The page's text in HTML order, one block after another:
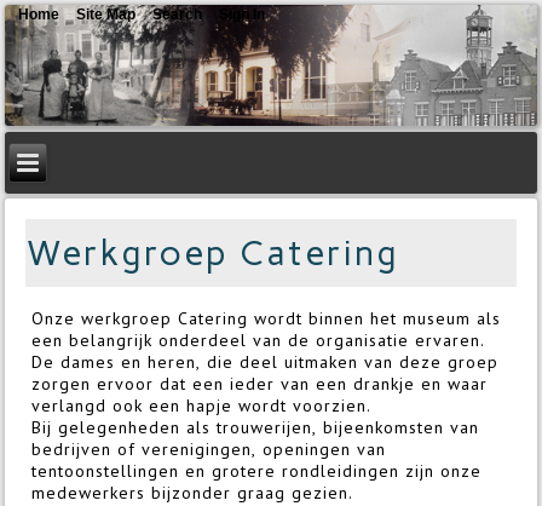
Werkgroep Catering
Onze werkgroep Catering wordt binnen het museum als
een belangrijk onderdeel van de organisatie ervaren.
De dames en heren, die deel uitmaken van deze groep
zorgen ervoor dat een ieder van een drankje en waar
verlangd ook een hapje wordt voorzien.
Bij gelegenheden als trouwerijen, bijeenkomsten van
bedrijven of verenigingen, openingen van
tentoonstellingen en grotere rondleidingen zijn onze
medewerkers bijzonder graag gezien.
Home Site Map Search Sign In